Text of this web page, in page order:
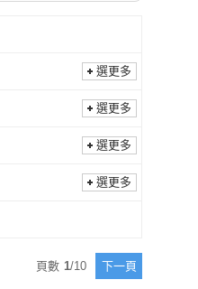
選更多
選更多
選更多
選更多
頁數 1/10 下一頁